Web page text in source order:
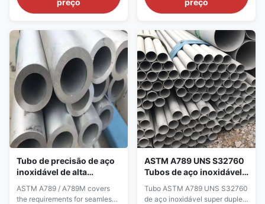
preço
preço
Tubo de precisão de aço
inoxidável de alta
resistente à corrosão
ASTM A789 / A789M covers
the requirements for seamless
ASTM A789 UNS S32760
Tubos de aço inoxidável
ambientes extremos
Tubo ASTM A789 UNS S32760
de aço inoxidável super duplex